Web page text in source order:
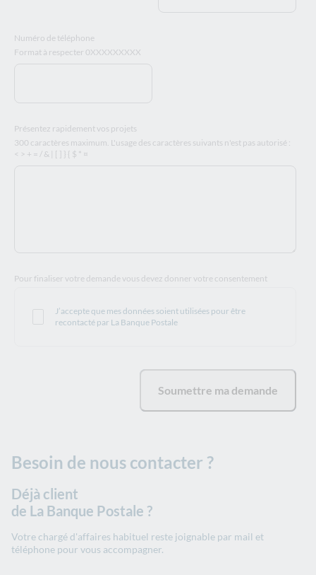
Numéro de téléphone
Format à respecter 0XXXXXXXXX
Présentez rapidement vos projets
300 caractères maximum. L'usage des caractères suivants n'est pas autorisé :
< > + = / & | [ ] } { $ * ¤
Pour finaliser votre demande vous devez donner votre consentement
J’accepte que mes données soient utilisées pour être
recontacté par La Banque Postale
Soumettre ma demande
Besoin de nous contacter ?
Déjà client
de La Banque Postale ?
Votre chargé d'affaires habituel reste joignable par mail et
téléphone pour vous accompagner.